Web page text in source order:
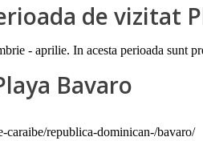
de vizitat
- aprilie. In acesta perioada sunt
Bavaro
caraibe/republica-dominican-/bavaro/